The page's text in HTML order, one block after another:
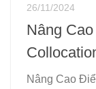
26/11/2024
Nâng
Nâng Cao